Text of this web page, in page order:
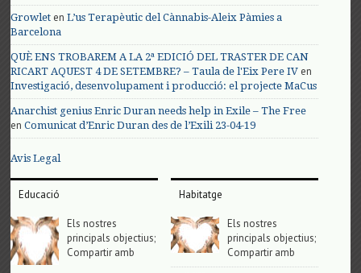
Growlet enL’us Terapèutic del Cànnabis-Aleix Pàmies a
Barcelona
QUÈ ENS TROBAREM A LA 2ª EDICIÓ DEL TRASTER DE CAN
RICART AQUEST 4 DE SETEMBRE? – Taula de l'Eix Pere IV en
Investigació, desenvolupament i producció: el projecte MaCus
Anarchist genius Enric Duran needs help in Exile – The Free
enComunicat d’Enric Duran des de l’Exili 23-04-19
Avis Legal
Educació
Els nostres
principals objectius;
Compartir amb
Habitatge
Els nostres
principals objectius;
Compartir amb